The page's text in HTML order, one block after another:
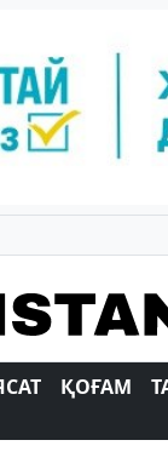
ҚОҒАМ